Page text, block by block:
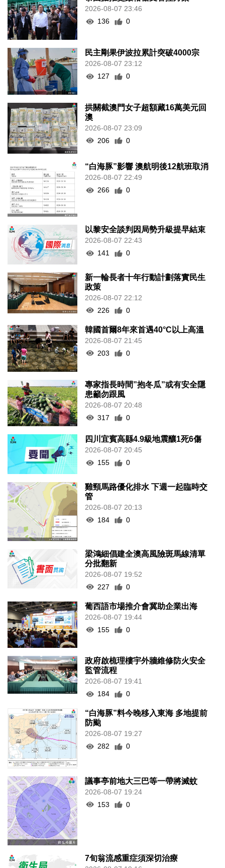
2026-08-07 23:46
136
0
民主剛果伊波拉累計突破4000宗
2026-08-07 23:12
127
0
拱關截澳門女子超額藏16萬美元回
澳
2026-08-07 23:09
206
0
“白海豚”影響 澳航明後12航班取消
2026-08-07 22:49
266
0
以黎安全談判因局勢升級提早結束
2026-08-07 22:43
141
0
新一輪長者十年行動計劃落實民生
政策
2026-08-07 22:12
226
0
韓國首爾8年來首遇40°C以上高溫
2026-08-07 21:45
203
0
專家指長時間”抱冬瓜”或有安全隱
患籲勿跟風
2026-08-07 20:48
317
0
四川宜賓高縣4.9級地震釀1死6傷
2026-08-07 20:45
155
0
雞頸馬路優化排水 下週一起臨時交
管
2026-08-07 20:13
184
0
梁鴻細倡建全澳高風險斑馬線清單
分批翻新
2026-08-07 19:52
227
0
葡西語市場推介會冀助企業出海
2026-08-07 19:44
155
0
政府啟梳理樓宇外牆維修防火安全
監管流程
2026-08-07 19:41
184
0
“白海豚”料今晚移入東海 多地提前
防颱
2026-08-07 19:27
282
0
議事亭前地大三巴等一帶將滅蚊
2026-08-07 19:24
153
0
7旬翁流感重症須深切治療